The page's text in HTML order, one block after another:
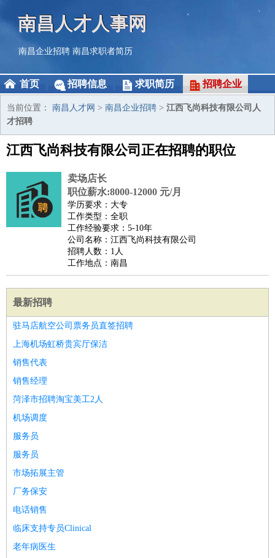
南昌人才人事网
南昌企业招聘 南昌求职者简历
首页 招聘信息 求职简历 招聘企业
当前位置： 南昌人才网 > 南昌企业招聘 > 江西飞尚科技有限公司人
才招聘
江西飞尚科技有限公司正在招聘的职位
卖场店长
职位薪水:8000-12000 元/月
学历要求：大专
工作类型：全职
工作经验要求：5-10年
公司名称：江西飞尚科技有限公司
招聘人数：1人
工作地点：南昌
最新招聘
驻马店航空公司票务员直签招聘
上海机场虹桥贵宾厅保洁
销售代表
销售经理
菏泽市招聘淘宝美工2人
机场调度
服务员
服务员
市场拓展主管
厂务保安
电话销售
临床支持专员Clinical
老年病医生